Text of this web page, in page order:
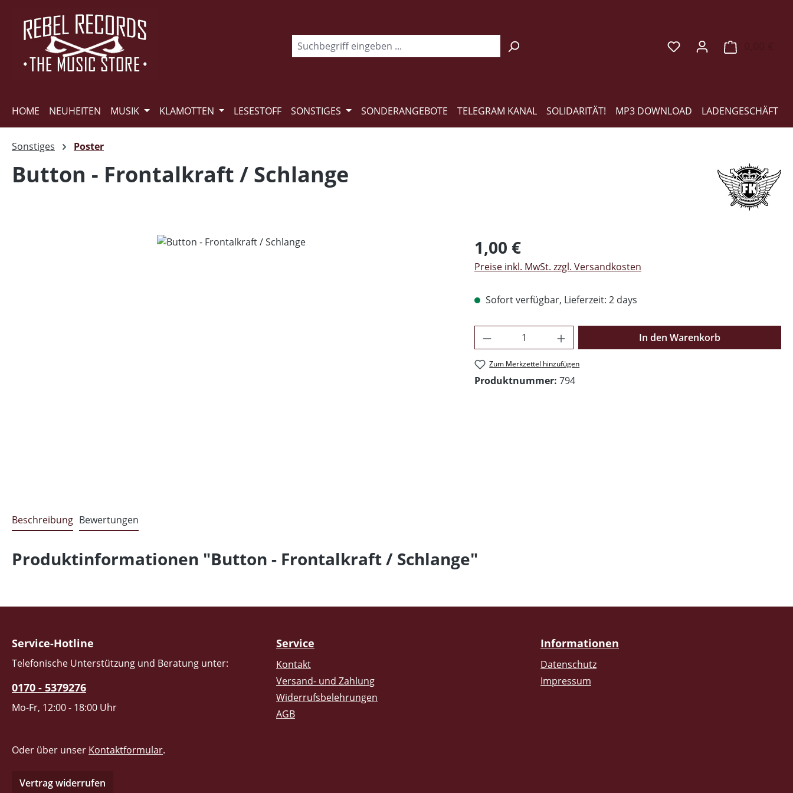
Hauptinhalt springen
Zur Suche springen
Zur Hauptnavigation springen
HOME NEUHEITEN MUSIK KLAMOTTEN LESESTOFF SONSTIGES SONDERANGEBOTE TELEGRAM KANAL SOLIDARITÄT! MP3 DOWNLOAD LADENGESCHÄFT
Sonstiges Poster
Button - Frontalkraft / Schlange
Regulärer Preis:
1,00 €
Preise inkl. MwSt. zzgl. Versandkosten
Sofort verfügbar, Lieferzeit: 2 days
Produkt Anzahl: Gib den gewünschten Wert
In den Warenkorb
Zum Merkzettel hinzufügen
Produktnummer: 794
Beschreibung Bewertungen
Produktinformationen "Button - Frontalkraft / Schlange"
Service-Hotline
Telefonische Unterstützung und Beratung unter:
0170 - 5379276
Mo-Fr, 12:00 - 18:00 Uhr
Oder über unser Kontaktformular.
Vertrag widerrufen
Service
Kontakt
Versand- und Zahlung
Widerrufsbelehrungen
AGB
Informationen
Datenschutz
Impressum